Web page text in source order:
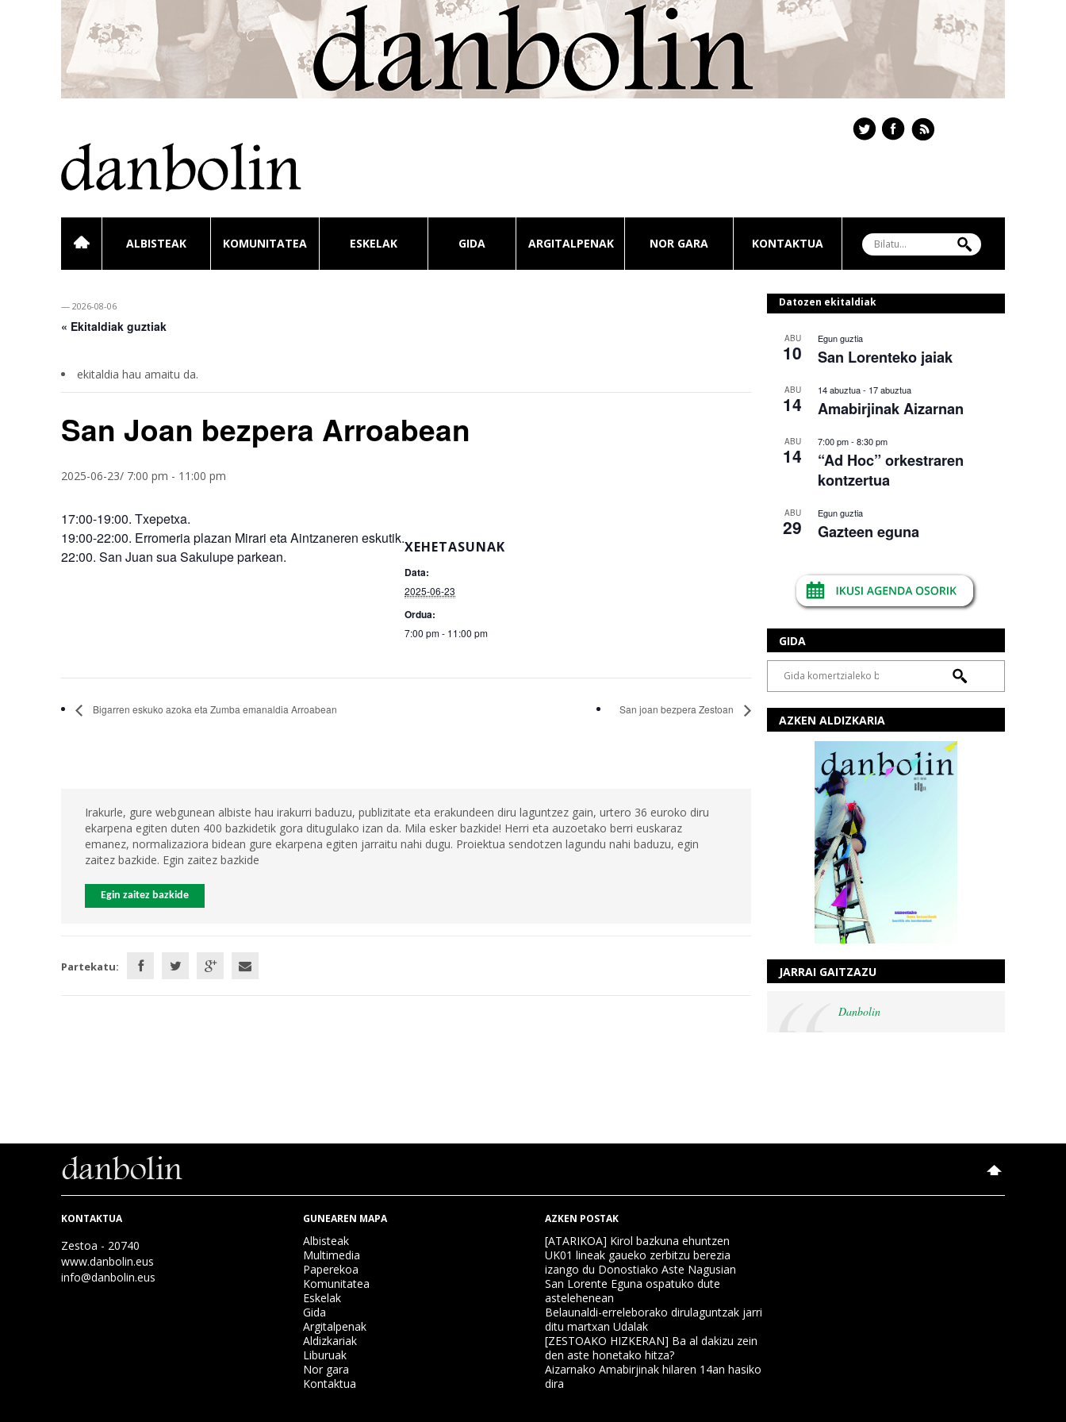
ALBISTEAK KOMUNITATEA ESKELAK GIDA ARGITALPENAK NOR GARA KONTAKTUA
— 2026-08-06
« Ekitaldiak guztiak
ekitaldia hau amaitu da.
San Joan bezpera Arroabean
2025-06-23/ 7:00 pm - 11:00 pm
17:00-19:00. Txepetxa.
19:00-22:00. Erromeria plazan Mirari eta Aintzaneren eskutik.
22:00. San Juan sua Sakulupe parkean.
XEHETASUNAK
Data:
2025-06-23
Ordua:
7:00 pm - 11:00 pm
Bigarren eskuko azoka eta Zumba emanaldia Arroabean San joan bezpera Zestoan
Irakurle, gure webgunean albiste hau irakurri baduzu, publizitate eta erakundeen diru laguntzez gain, urtero 36 euroko diru
ekarpena egiten duten 400 bazkidetik gora ditugulako izan da. Mila esker bazkide! Herri eta auzoetako berri euskaraz
emanez, normalizaziora bidean gure ekarpena egiten jarraitu nahi dugu. Proiektua sendotzen lagundu nahi baduzu, egin
zaitez bazkide. Egin zaitez bazkide
Egin zaitez bazkide
Partekatu:
Datozen ekitaldiak
ABU
10
Egun guztia
San Lorenteko jaiak
ABU
14
14 abuztua- 17 abuztua
Amabirjinak Aizarnan
ABU
14
7:00 pm- 8:30 pm
“Ad Hoc” orkestraren
kontzertua
ABU
29
Egun guztia
Gazteen eguna
GIDA
AZKEN ALDIZKARIA
JARRAI GAITZAZU
Danbolin
KONTAKTUA
Zestoa - 20740
www.danbolin.eus
info@danbolin.eus
GUNEAREN MAPA
Albisteak
Multimedia
Paperekoa
Komunitatea
Eskelak
Gida
Argitalpenak
Aldizkariak
Liburuak
Nor gara
Kontaktua
AZKEN POSTAK
[ATARIKOA] Kirol bazkuna ehuntzen
UK01 lineak gaueko zerbitzu berezia
izango du Donostiako Aste Nagusian
San Lorente Eguna ospatuko dute
astelehenean
Belaunaldi-erreleborako dirulaguntzak jarri
ditu martxan Udalak
[ZESTOAKO HIZKERAN] Ba al dakizu zein
den aste honetako hitza?
Aizarnako Amabirjinak hilaren 14an hasiko
dira